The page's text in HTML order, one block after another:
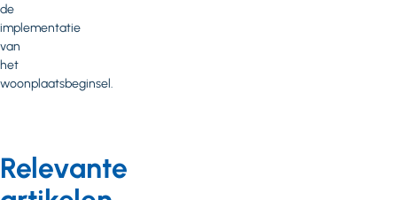
de
implementatie
van
het
woonplaatsbeginsel.
Relevante